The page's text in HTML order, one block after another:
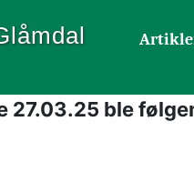
27.03.25 ble